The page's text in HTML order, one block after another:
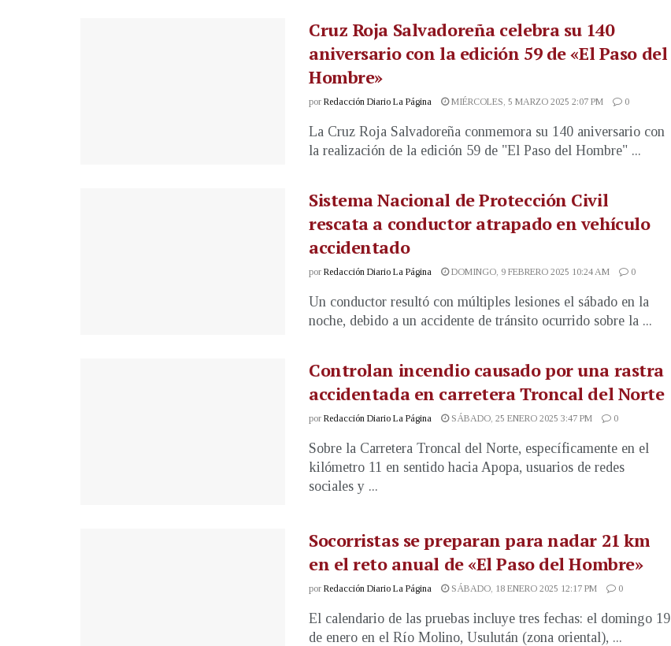
Cruz Roja Salvadoreña celebra su 140
aniversario con la edición 59 de «El Paso del
Hombre»
por Redacción Diario La Página MIÉRCOLES, 5 MARZO 2025 2:07 PM 0
La Cruz Roja Salvadoreña conmemora su 140 aniversario con
la realización de la edición 59 de "El Paso del Hombre" ...
Sistema Nacional de Protección Civil
rescata a conductor atrapado en vehículo
accidentado
por Redacción Diario La Página DOMINGO, 9 FEBRERO 2025 10:24 AM 0
Un conductor resultó con múltiples lesiones el sábado en la
noche, debido a un accidente de tránsito ocurrido sobre la ...
Controlan incendio causado por una rastra
accidentada en carretera Troncal del Norte
por Redacción Diario La Página SÁBADO, 25 ENERO 2025 3:47 PM 0
Sobre la Carretera Troncal del Norte, específicamente en el
kilómetro 11 en sentido hacia Apopa, usuarios de redes
sociales y ...
Socorristas se preparan para nadar 21 km
en el reto anual de «El Paso del Hombre»
por Redacción Diario La Página SÁBADO, 18 ENERO 2025 12:17 PM 0
El calendario de las pruebas incluye tres fechas: el domingo 19
de enero en el Río Molino, Usulután (zona oriental), ...